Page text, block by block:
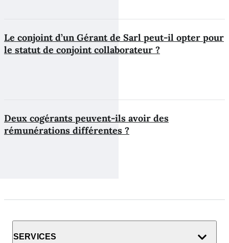
Le conjoint d’un Gérant de Sarl peut-il opter pour
le statut de conjoint collaborateur ?
Deux cogérants peuvent-ils avoir des
rémunérations différentes ?
SERVICES